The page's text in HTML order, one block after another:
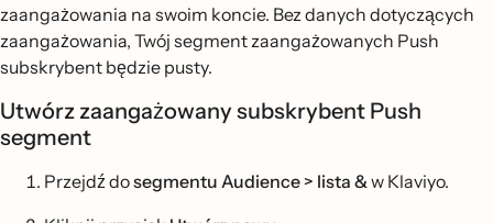
zaangażowania na swoim koncie. Bez danych dotyczących
zaangażowania, Twój segment zaangażowanych Push
subskrybent będzie pusty.
Utwórz zaangażowany subskrybent Push
segment
Przejdź dosegmentu Audience > lista &w Klaviyo.